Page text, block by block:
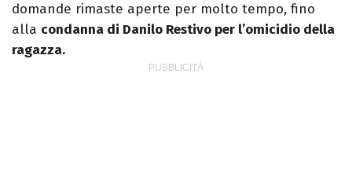
domande rimaste aperte per molto tempo, fino
alla condanna di Danilo Restivo per l’omicidio della
ragazza.